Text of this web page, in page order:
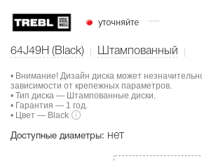
уточняйте
64J49H (Black) Штампованный
• Внимание! Дизайн диска может
зависимости от крепежных параметров.
• Тип диска — Штампованные диски.
• Гарантия — 1 год.
• Цвет — Black
Доступные диаметры: нет